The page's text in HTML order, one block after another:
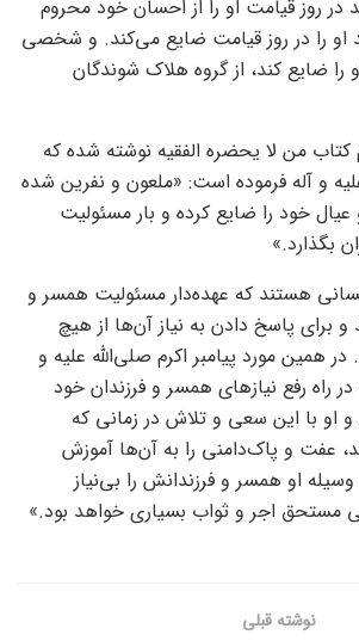
روز قیامت او را از احسان خود محروم
او را در روز قیامت ضایع می‌کند. و شخصی
را ضایع کند، از گروه هلاک شوندگان
من لا یحضره الفقیه نوشته شده که
علیه و آله فرموده است: «ملعون و نفرین شده
خود را ضایع کرده و بار مسئولیت
بگذارد.»
کسانی هستند که عهده‌دار مسئولیت همسر و
برای پاسخ دادن به نیاز آن‌ها از هیچ
همین مورد پیامبر اکرم صلی‌الله علیه و
راه رفع نیازهای همسر و فرزندان خود
با این سعی و تلاش در زمانی که
عفت و پاک‌دامنی را به آن‌ها آموزش
او همسر و فرزندانش را بی‌نیاز
اجر و ثواب بسیاری خواهد بود.»
نوشته قبلی